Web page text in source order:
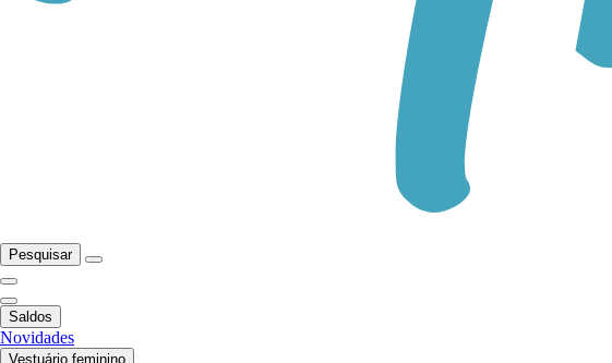
Pesquisar
Saldos
Novidades
Vestuário feminino